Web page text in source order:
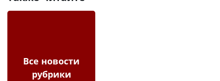
Все новости
рубрики